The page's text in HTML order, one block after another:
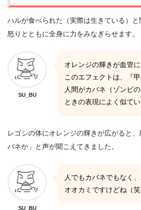
ハルが食べられた（実際は生きている）と
怒りとともに全身に力をみなぎらせます。
SU_BU
オレンジの輝きが血管
このエフェクトは、『
人間がカバネ（ゾンビ
ときの表現によく似てい
レゴシの体にオレンジの輝きが広がると
バネか」と声が聞こえてきました。
SU_BU
人でもカバネでもなく
オオカミですけどね（笑